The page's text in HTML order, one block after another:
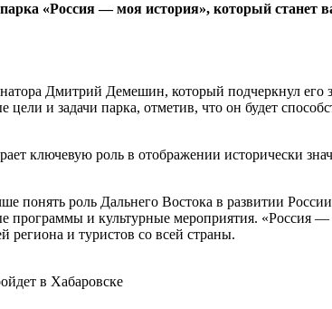
парка «Россия — моя история», который
Дмитрий Демешин, который подчеркнул его
и задачи парка, отметив, что он будет
ключевую роль в отображении исторически
понять роль Дальнего Востока в развитии
программы и культурные мероприятия. «Россия
и туристов со всей страны.